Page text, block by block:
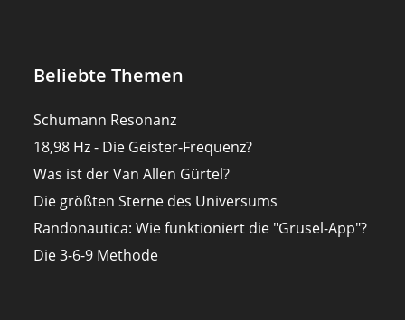
Beliebte Themen
Schumann Resonanz
18,98 Hz - Die Geister-Frequenz?
Was ist der Van Allen Gürtel?
Die größten Sterne des Universums
Randonautica: Wie funktioniert die "Grusel-App"?
Die 3-6-9 Methode